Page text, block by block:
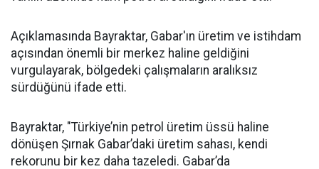
Açıklamasında Bayraktar, Gabar'ın üretim ve istihdam
açısından önemli bir merkez haline geldiğini
vurgulayarak, bölgedeki çalışmaların aralıksız
sürdüğünü ifade etti.
Bayraktar, "Türkiye’nin petrol üretim üssü haline
dönüşen Şırnak Gabar’daki üretim sahası, kendi
rekorunu bir kez daha tazeledi. Gabar’da